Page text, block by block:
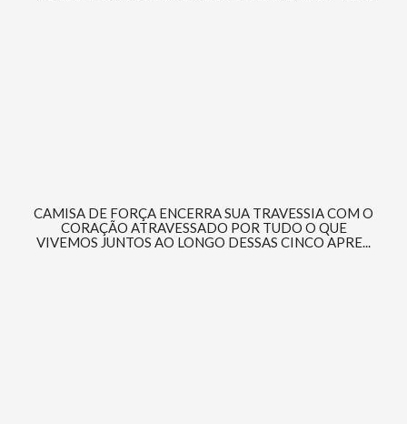
CAMISA DE FORÇA ENCERRA SUA TRAVESSIA COM O
CORAÇÃO ATRAVESSADO POR TUDO O QUE
VIVEMOS JUNTOS AO LONGO DESSAS CINCO APRE...